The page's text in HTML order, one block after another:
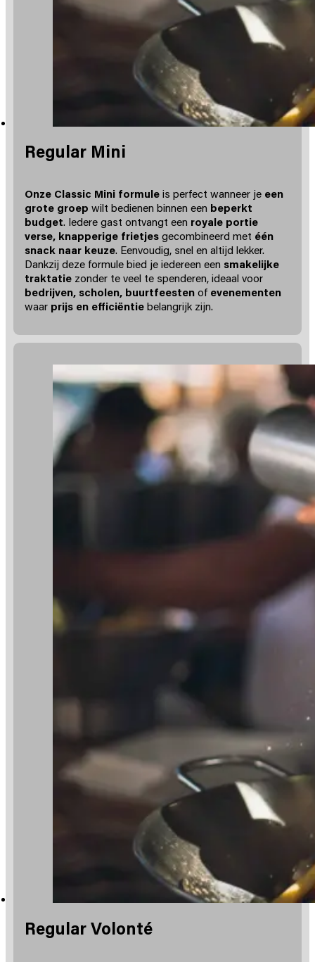
Regular Mini
Onze Classic Mini formuleis perfect wanneer je een
grote groep wilt bedienen binnen een beperkt
budget. Iedere gast ontvangt een royale portie
verse, knapperige frietjesgecombineerd met één
snack naar keuze. Eenvoudig, snel en altijd lekker.
Dankzij deze formule bied je iedereen een smakelijke
traktatiezonder te veel te spenderen, ideaal voor
bedrijven, scholen, buurtfeestenof evenementen
waar prijs en efficiëntiebelangrijk zijn.
Regular Volonté